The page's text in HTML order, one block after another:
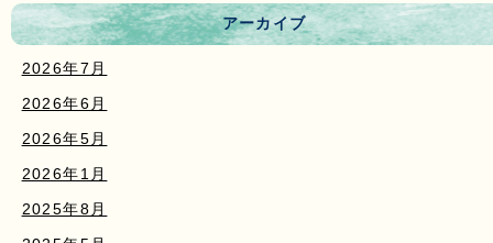
アーカイブ
2026年7月
2026年6月
2026年5月
2026年1月
2025年8月